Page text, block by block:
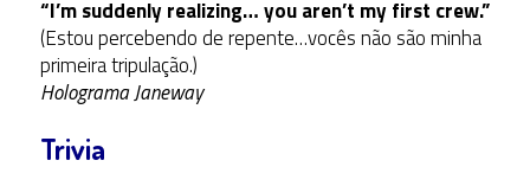
“I’m suddenly realizing… you aren’t my first crew.”
(Estou percebendo de repente…vocês não são minha
primeira tripulação.)
Holograma Janeway
Trivia